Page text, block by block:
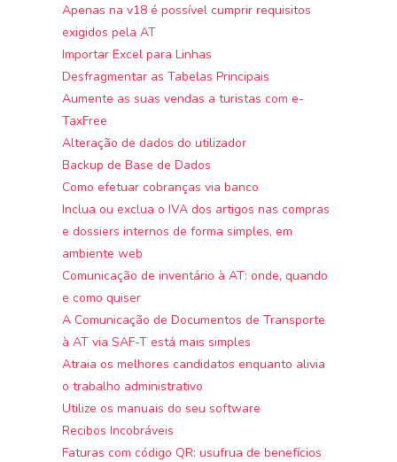
Apenas na v18 é possível cumprir requisitos
exigidos pela AT
Importar Excel para Linhas
Desfragmentar as Tabelas Principais
Aumente as suas vendas a turistas com e-
TaxFree
Alteração de dados do utilizador
Backup de Base de Dados
Como efetuar cobranças via banco
Inclua ou exclua o IVA dos artigos nas compras
e dossiers internos de forma simples, em
ambiente web
Comunicação de inventário à AT: onde, quando
e como quiser
A Comunicação de Documentos de Transporte
à AT via SAF-T está mais simples
Atraia os melhores candidatos enquanto alivia
o trabalho administrativo
Utilize os manuais do seu software
Recibos Incobráveis
Faturas com código QR: usufrua de benefícios